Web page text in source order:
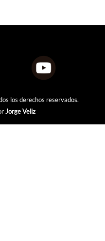
los derechos reservados.
Jorge Veliz